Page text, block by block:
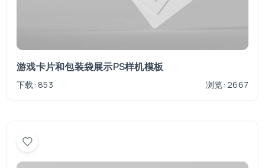
游戏卡片和包装袋展示PS样机模板
下载: 853 浏览: 2667